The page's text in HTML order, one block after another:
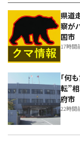
県道
察が
国市
17時間
「何
転”
府市
22時間